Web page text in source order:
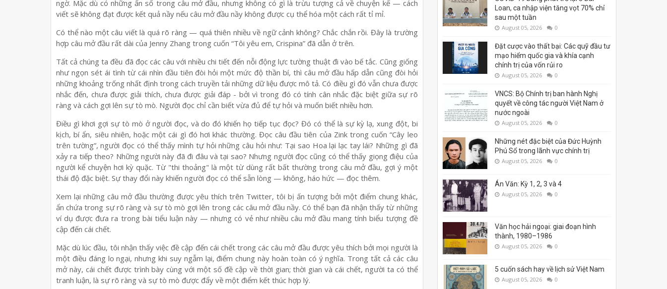
ngờ. Mặc dù có những ẩn số trong câu mở đầu, nhưng không có gì là trừu tượng cả về chuyện kể — cách
viết sẽ không đạt được kết quả nầy nếu câu mở đầu nầy không được cụ thể hóa một cách rất tỉ mỉ.
Có thể nào một câu viết là quá rõ ràng — quá thiên nhiều về ngữ cảnh không? Chắc chắn rồi. Đây là trường
hợp câu mở đầu rất dài của Jenny Zhang trong cuốn “Tôi yêu em, Crispina” đã dẫn ở trên.
Tất cả chúng ta đều đã đọc các câu với nhiều chi tiết đến nỗi động lực tường thuật đi vào bế tắc. Cũng giống
như ngọn sét ái tình từ cái nhìn đầu tiên đòi hỏi một mức độ thần bí, thì câu mở đầu hấp dẫn cũng đòi hỏi
những khoảng trống nhất định trong cách truyền tải những dữ liệu được mô tả. Có điều gì đó vẫn chưa được
nhắc đến, chưa được giải thích, chưa được giải đáp - bởi vì trong đó có tính cân nhắc đặc biệt giữa sự rõ
ràng và cách gợi lên sự tò mò. Người đọc chỉ cần biết vừa đủ để tự hỏi và muốn biết nhiều hơn.
Điều gì khơi gợi sự tò mò ở người đọc, và do đó khiến họ tiếp tục đọc? Đó có thể là sự kỳ lạ, xung đột, bi
kịch, bí ẩn, siêu nhiên, hoặc một cái gì đó hơi khác thường. Đọc câu đầu tiên của Zink trong cuốn “Cây leo
trên tường”, người đọc có thể thấy mình tự hỏi những câu hỏi như: Tại sao Hoa lại lạc tay lái? Những gì đã
xảy ra tiếp theo? Những người này đã đi đâu và tại sao? Nhưng người đọc cũng có thể thấy giọng điệu của
người kể chuyện hơi kỳ quặc. Từ "thi thoảng" là một từ dùng rất bất thường trong câu mở đầu, gợi ý một
thái độ đặc biệt. Sự thay đổi này khiến người đọc có thể sẵn lòng — không, háo hức — đọc thêm.
Xem lại những câu mở đầu thường được yêu thích trên Twitter, tôi bị ấn tượng bởi một điểm chung khác,
ẩn chứa trong sự rõ ràng và sự tò mò gợi lên trong các câu mở đầu nầy. Có thể bạn đã nhận thấy từ những
ví dụ được đưa ra trong bài tiểu luận này — nhưng có vẻ như nhiều câu mở đầu mang tính biểu tượng đề
cập đến cái chết.
Mặc dù lúc đầu, tôi nhận thấy việc đề cập đến cái chết trong các câu mở đầu được yêu thích bởi mọi người là
một điều đáng lo ngại, nhưng khi suy ngẫm lại, điểm chung này hoàn toàn có ý nghĩa. Trong tất cả các câu
mở này, cái chết được trình bày cùng với một số đề cập về thời gian; thời gian và cái chết, người ta có thể
tranh luận, là sự rõ ràng và sự tò mò được đẩy về một điểm kết thúc hợp lý.
Loan, ca nhập viện tăng vọt 70% chỉ
sau một tuần
August 05, 2026 0
Đặt cược vào thất bại: Các quỹ đầu tư
mạo hiểm quốc gia và khía cạnh
chính trị của vốn rủi ro
August 05, 2026 0
VNCS: Bộ Chính trị ban hành Nghị
quyết về công tác người Việt Nam ở
nước ngoài
August 05, 2026 0
Những nét đặc biệt của Đức Huỳnh
Phú Sổ trong lãnh vực chính trị
August 05, 2026 0
Án Văn: Kỳ 1, 2, 3 và 4
August 05, 2026 0
Văn học hải ngoại: giai đoạn hình
thành, 1980–1986
August 05, 2026 0
5 cuốn sách hay về lịch sử Việt Nam
August 05, 2026 0